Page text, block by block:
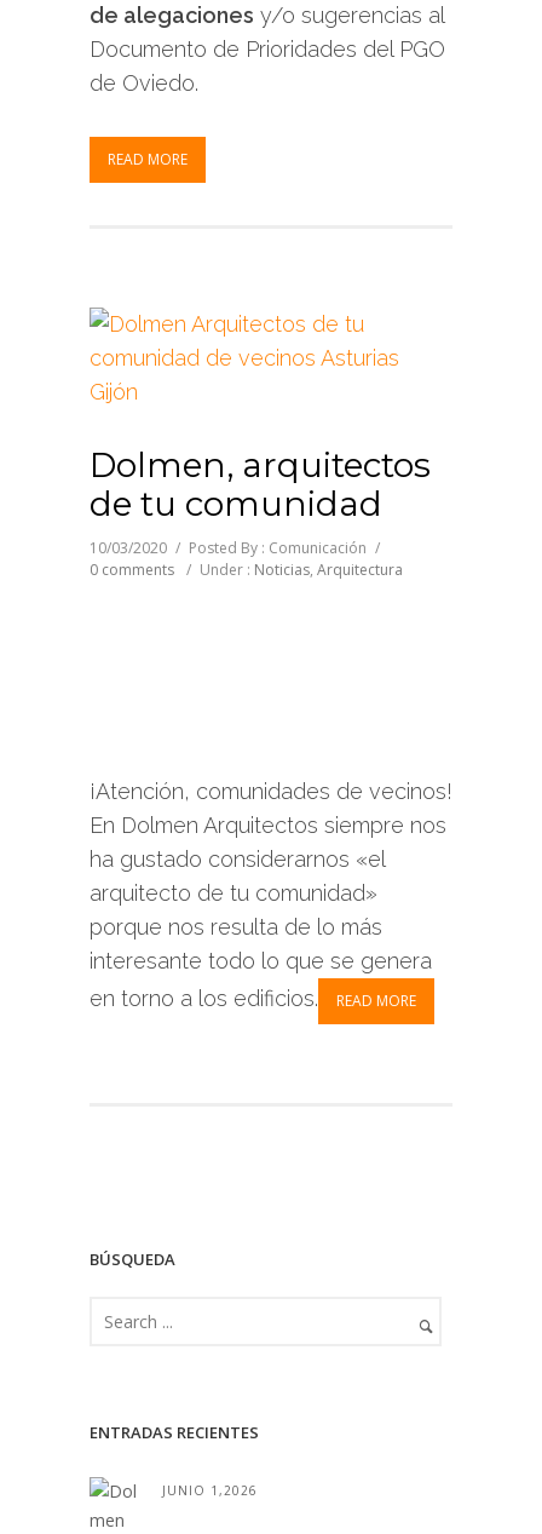
de alegaciones y/o sugerencias al
Documento de Prioridades del PGO
de Oviedo.
READ MORE
Dolmen, arquitectos
de tu comunidad
10/03/2020 / Posted By : Comunicación /
0 comments / Under : Noticias, Arquitectura
¡Atención, comunidades de vecinos!
En Dolmen Arquitectos siempre nos
ha gustado considerarnos «el
arquitecto de tu comunidad»
porque nos resulta de lo más
interesante todo lo que se genera
en torno a los edificios.
READ MORE
BÚSQUEDA
ENTRADAS RECIENTES
JUNIO 1,2026